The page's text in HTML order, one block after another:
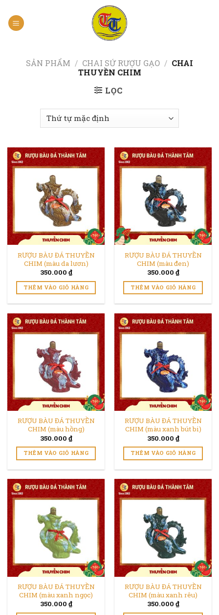
content
SẢN PHẨM / CHAI SỨ RƯỢU GẠO / CHAI
THUYỀN CHIM
LỌC
RƯỢU BÀU ĐÁ THUYỀN
CHIM (màu da lươn)
350.000 ₫
THÊM VÀO GIỎ HÀNG
RƯỢU BÀU ĐÁ THUYỀN
CHIM (màu đen)
350.000 ₫
THÊM VÀO GIỎ HÀNG
RƯỢU BÀU ĐÁ THUYỀN
CHIM (màu hồng)
350.000 ₫
THÊM VÀO GIỎ HÀNG
RƯỢU BÀU ĐÁ THUYỀN
CHIM (màu xanh bút bi)
350.000 ₫
THÊM VÀO GIỎ HÀNG
RƯỢU BÀU ĐÁ THUYỀN
CHIM (màu xanh ngọc)
350.000 ₫
RƯỢU BÀU ĐÁ THUYỀN
CHIM (màu xanh rêu)
350.000 ₫